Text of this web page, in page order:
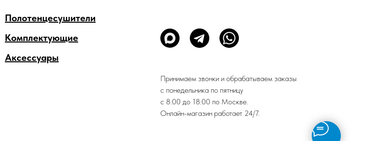
Аксессуары
Комплектующие
Полотенцесушители
Принимаем звонки и обрабатываем заказы
с понедельника по пятницу
с 8:00 до 18:00 по Москве.
Онлайн-магазин работает 24/7.